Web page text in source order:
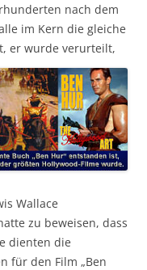
nach dem
im Kern die gleiche
er wurde verurteilt,
Wallace
zu beweisen, dass
dienten die
für den Film „Ben